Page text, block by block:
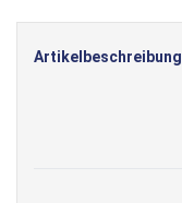
Artikelbeschreibung